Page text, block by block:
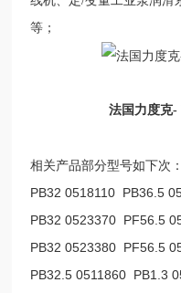
等；
法国力度克-
相关产品部分型号如下次：
PB32 0518110 PB36.5
PB32 0523370 PF56.5
PB32 0523380 PF56.5
PB32.5 0511860 PB1.3